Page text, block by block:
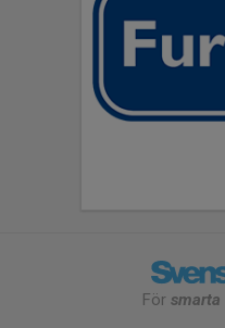
För smarta